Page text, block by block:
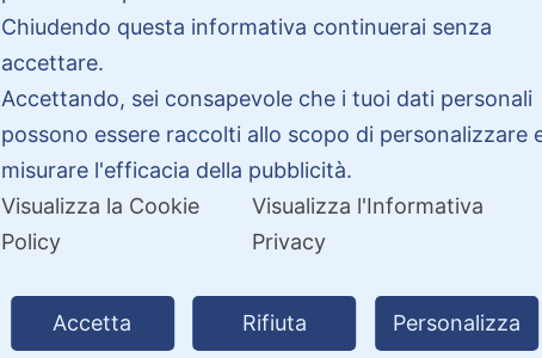
Garanzie
Chiudendo questa informativa continuerai senza
accettare.
Accettando, sei consapevole che i tuoi dati personali
possono essere raccolti allo scopo di personalizzare
misurare l'efficacia della pubblicità.
Visualizza la Cookie
Policy
Visualizza l'Informativa
Privacy
Accetta Rifiuta Personalizza